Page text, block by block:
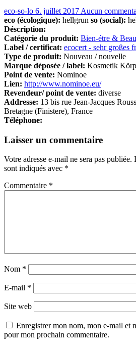
eco-so-lo 6. juillet 2017 Aucun
eco (écologique): hellgrun so (social):
Déscription:
Catégorie du produit: Bien-étre &
Label / certificat: ecocert - sehr großes
Type de produit: Nouveau / nouvelle
Marque déposée / label: Kosmetik
Point de vente: Nominoe
Lien: http://www.nominoe.eu/
Revendeur/ point de vente: diverse
Addresse: 13 bis rue Jean-Jacques
Bretagne (Finistere), France
Téléphone:
Laisser un commentaire
Votre adresse e-mail ne sera pas publiée.
sont indiqués avec *
Commentaire *
Nom *
E-mail *
Site web
Enregistrer mon nom, mon e-mail et
pour mon prochain commentaire.